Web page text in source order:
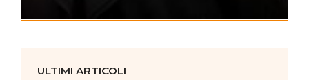
ULTIMI ARTICOLI